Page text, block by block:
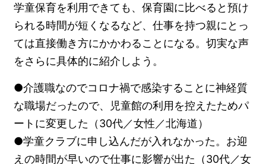
学童保育を利用できても、保育園に比べると預け
られる時間が短くなるなど、仕事を持つ親にとっ
ては直接働き方にかかわることになる。切実な声
をさらに具体的に紹介しよう。
●介護職なのでコロナ禍で感染することに神経質
な職場だったので、児童館の利用を控えたためパ
ートに変更した（30代／女性／北海道）
●学童クラブに申し込んだが入れなかった。お迎
えの時間が早いので仕事に影響が出た（30代／女